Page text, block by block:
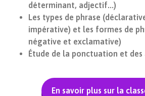
déterminant, adjectif...)
Les types de phrase
impérative) et les formes de
négative et exclamative)
Étude de la ponctuation et des
En savoir plus sur la